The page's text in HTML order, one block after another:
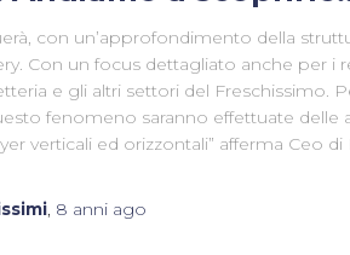
con un’approfondimento della
Con un focus dettagliato anche per i
e gli altri settori del Freschissimo.
fenomeno saranno effettuate delle
verticali ed orizzontali” afferma Ceo di
, 8 anniago